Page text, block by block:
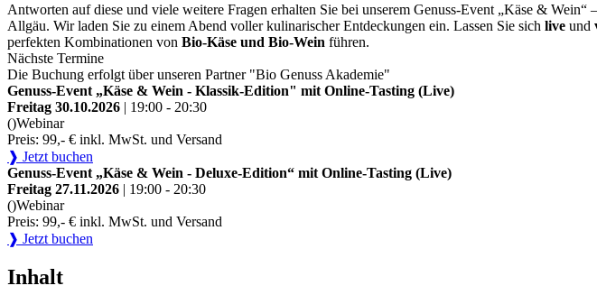
Antworten auf diese und viele weitere Fragen erhalten Sie bei unserem Genuss-Event „Käse & Wein“
Allgäu. Wir laden Sie zu einem Abend voller kulinarischer Entdeckungen ein. Lassen Sie sich live und
perfekten Kombinationen von Bio-Käse und Bio-Wein führen.
Nächste Termine
Die Buchung erfolgt über unseren Partner "Bio Genuss Akademie"
Genuss-Event „Käse & Wein - Klassik-Edition" mit Online-Tasting (Live)
Freitag 30.10.2026 | 19:00 - 20:30
()Webinar
Preis: 99,- € inkl. MwSt. und Versand
❱ Jetzt buchen
Genuss-Event „Käse & Wein - Deluxe-Edition“ mit Online-Tasting (Live)
Freitag 27.11.2026 | 19:00 - 20:30
()Webinar
Preis: 99,- € inkl. MwSt. und Versand
❱ Jetzt buchen
Inhalt